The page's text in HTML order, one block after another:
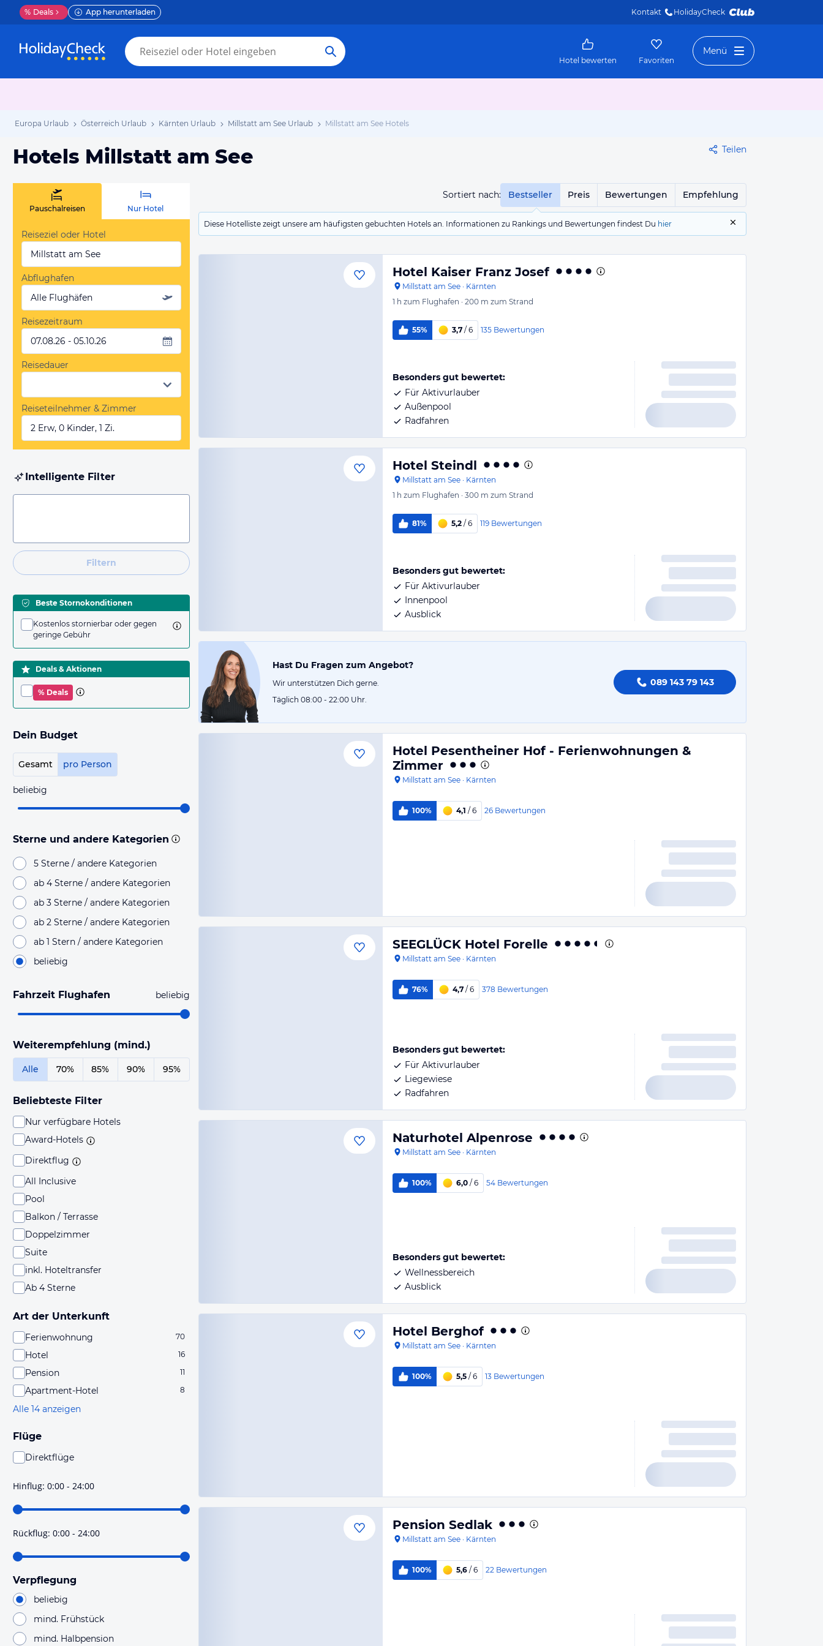
% Deals App herunterladen Kontakt HolidayCheck
Hotel bewerten Favoriten
Menü
Europa Urlaub Österreich Urlaub Kärnten Urlaub Millstatt am See Urlaub Millstatt am See Hotels
Hotels Millstatt am See Teilen
Sortiert nach: Bestseller Preis Bewertungen Empfehlung
Diese Hotelliste zeigt unsere am häufigsten gebuchten Hotels an. Informationen zu Rankings und Bewertungen findest Du hier
Pauschalreisen Nur Hotel
Reiseziel oder Hotel
Millstatt am See
Abflughafen
Alle Flughäfen
Reisezeitraum
07.08.26 - 05.10.26
Reisedauer
Reiseteilnehmer & Zimmer
2 Erw, 0 Kinder, 1 Zi.
Intelligente Filter
Filtern
Beste Stornokonditionen
Kostenlos stornierbar oder gegen
geringe Gebühr
Deals & Aktionen
% Deals
Dein Budget
Gesamt pro Person
beliebig
Sterne und andere Kategorien
5 Sterne / andere Kategorien
ab 4 Sterne / andere Kategorien
ab 3 Sterne / andere Kategorien
ab 2 Sterne / andere Kategorien
ab 1 Stern / andere Kategorien
beliebig
Fahrzeit Flughafen beliebig
Weiterempfehlung (mind.)
Alle 70% 85% 90% 95%
Beliebteste Filter
Nur verfügbare Hotels
Award-Hotels
Direktflug
All Inclusive
Pool
Balkon / Terrasse
Doppelzimmer
Suite
inkl. Hoteltransfer
Ab 4 Sterne
Art der Unterkunft
Ferienwohnung 70
Hotel 16
Pension 11
Apartment-Hotel 8
Alle 14 anzeigen
Flüge
Direktflüge
hoher Wahrscheinlichkeit Direktflüge sind. Bitte
prüfe vor der Buchung noch einmal die Flugdetails.
Hinflug: 0:00 - 24:00
Rückflug: 0:00 - 24:00
Verpflegung
beliebig
mind. Frühstück
mind. Halbpension
Hotel Kaiser Franz Josef
Millstatt am See · Kärnten
1 h zum Flughafen · 200 m zum Strand
55% 3,7 / 6 135 Bewertungen
Besonders gut bewertet:
Für Aktivurlauber
Außenpool
Radfahren
Hotel Steindl
Millstatt am See · Kärnten
1 h zum Flughafen · 300 m zum Strand
81% 5,2 / 6 119 Bewertungen
Besonders gut bewertet:
Für Aktivurlauber
Innenpool
Ausblick
Hast Du Fragen zum Angebot?
Wir unterstützen Dich gerne.
Täglich 08:00 - 22:00 Uhr.
089 143 79 143
Hotel Pesentheiner Hof - Ferienwohnungen &
Zimmer
Millstatt am See · Kärnten
100% 4,1 / 6 26 Bewertungen
SEEGLÜCK Hotel Forelle
Millstatt am See · Kärnten
76% 4,7 / 6 378 Bewertungen
Besonders gut bewertet:
Für Aktivurlauber
Liegewiese
Radfahren
Naturhotel Alpenrose
Millstatt am See · Kärnten
100% 6,0 / 6 54 Bewertungen
Besonders gut bewertet:
Wellnessbereich
Ausblick
Hotel Berghof
Millstatt am See · Kärnten
100% 5,5 / 6 13 Bewertungen
Pension Sedlak
Millstatt am See · Kärnten
100% 5,6 / 6 22 Bewertungen